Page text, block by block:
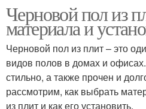
Черновой пол из
материала и
Черновой пол из плит – это
видов полов в домах и
стильно, а также прочен и
рассмотрим, как выбрать
из плит и как его установить.